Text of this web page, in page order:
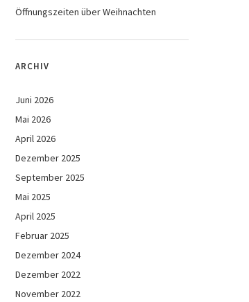
Öffnungszeiten über Weihnachten
ARCHIV
Juni 2026
Mai 2026
April 2026
Dezember 2025
September 2025
Mai 2025
April 2025
Februar 2025
Dezember 2024
Dezember 2022
November 2022